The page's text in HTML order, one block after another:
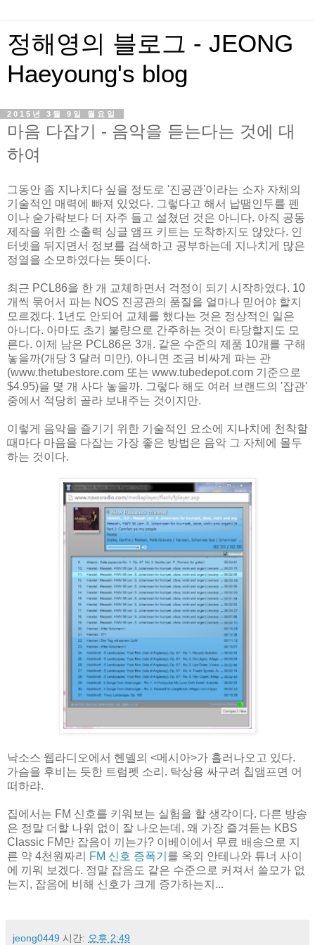
정해영의 블로그 - JEONG
Haeyoung's blog
2015년 3월 9일 월요일
마음 다잡기 - 음악을 듣는다는 것에 대
하여
그동안 좀 지나치다 싶을 정도로 '진공관'이라는 소자 자체의
기술적인 매력에 빠져 있었다. 그렇다고 해서 납땜인두를 펜
이나 숟가락보다 더 자주 들고 설쳤던 것은 아니다. 아직 공동
제작을 위한 소출력 싱글 앰프 키트는 도착하지도 않았다. 인
터넷을 뒤지면서 정보를 검색하고 공부하는데 지나치게 많은
정열을 소모하였다는 뜻이다.
최근 PCL86을 한 개 교체하면서 걱정이 되기 시작하였다. 10
개씩 묶어서 파는 NOS 진공관의 품질을 얼마나 믿어야 할지
모르겠다. 1년도 안되어 교체를 했다는 것은 정상적인 일은
아니다. 아마도 초기 불량으로 간주하는 것이 타당할지도 모
른다. 이제 남은 PCL86은 3개. 같은 수준의 제품 10개를 구해
놓을까(개당 3 달러 미만), 아니면 조금 비싸게 파는 관
(www.thetubestore.com 또는 www.tubedepot.com 기준으로
$4.95)을 몇 개 사다 놓을까. 그렇다 해도 여러 브랜드의 '잡관'
중에서 적당히 골라 보내주는 것이지만.
이렇게 음악을 즐기기 위한 기술적인 요소에 지나치에 천착할
때마다 마음을 다잡는 가장 좋은 방법은 음악 그 자체에 몰두
하는 것이다.
낙소스 웹라디오에서 헨델의 <메시아>가 흘러나오고 있다.
가슴을 후비는 듯한 트럼펫 소리. 탁상용 싸구려 칩앰프면 어
떠하랴.
집에서는 FM 신호를 키워보는 실험을 할 생각이다. 다른 방송
은 정말 더할 나위 없이 잘 나오는데, 왜 가장 즐겨듣는 KBS
Classic FM만 잡음이 끼는가? 이베이에서 무료 배송으로 지
른 약 4천원짜리
FM 신호 증폭기 를 옥외 안테나와 튜너 사이
에 끼워 보겠다. 정말 잡음도 같은 수준으로 커져서 쓸모가 없
는지, 잡음에 비해 신호가 크게 증가하는지...
jeong0449 시간: 오후 2:49